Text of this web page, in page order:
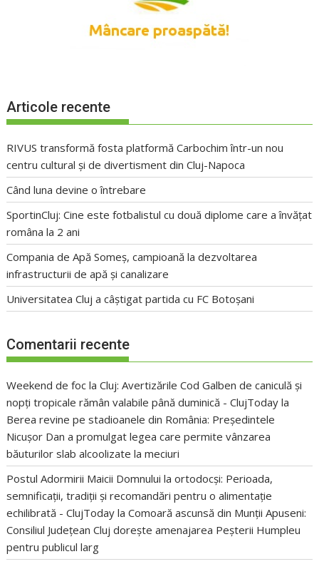
Articole recente
RIVUS transformă fosta platformă Carbochim într-un nou
centru cultural și de divertisment din Cluj-Napoca
Când luna devine o întrebare
SportinCluj: Cine este fotbalistul cu două diplome care a învățat
româna la 2 ani
Compania de Apă Someș, campioană la dezvoltarea
infrastructurii de apă și canalizare
Universitatea Cluj a câștigat partida cu FC Botoșani
Comentarii recente
Weekend de foc la Cluj: Avertizările Cod Galben de caniculă și
nopți tropicale rămân valabile până duminică - ClujToday la
Berea revine pe stadioanele din România: Președintele
Nicușor Dan a promulgat legea care permite vânzarea
băuturilor slab alcoolizate la meciuri
Postul Adormirii Maicii Domnului la ortodocși: Perioada,
semnificații, tradiții și recomandări pentru o alimentație
echilibrată - ClujToday laComoară ascunsă din Munții Apuseni:
Consiliul Județean Cluj dorește amenajarea Peșterii Humpleu
pentru publicul larg